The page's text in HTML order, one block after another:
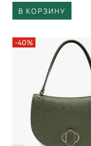
В КОРЗИНУ
-40%